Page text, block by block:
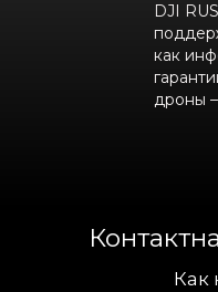
DJI
как
дроны
Как